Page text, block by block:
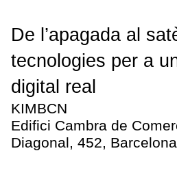
De l’apagada al
tecnologies per a
digital real
KIMBCN
Edifici Cambra de
Diagonal, 452, Barcelona